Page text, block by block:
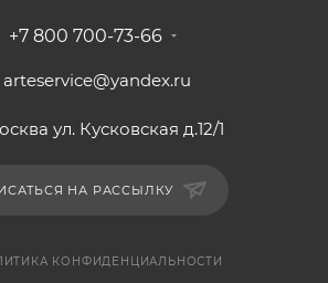
+7 800 700-73-66
arteservice@yandex.ru
ул. Кусковская д.12/1
НА РАССЫЛКУ
КОНФИДЕНЦИАЛЬНОСТИ